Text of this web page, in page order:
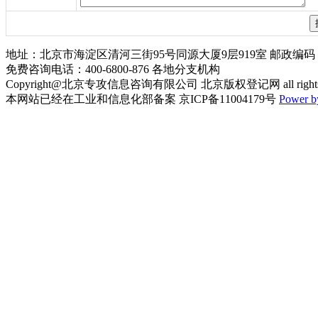
地址：北京市海淀区清河三街95号同源大厦9层919室 邮政编码
免费咨询电话：400-6800-876 各地分支机构
Copyright@北京专攻信息咨询有限公司 北京版权登记网 all
本网站已经在工业和信息化部备案 京ICP备11004179号 Power